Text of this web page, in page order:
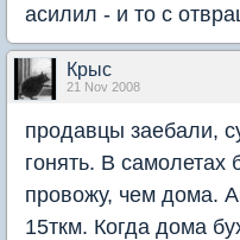
асилил - и то с
Крыс
21 Nov 2008
продавцы заебали,
гонять. В
провожу, чем дома.
15ткм. Когда дома